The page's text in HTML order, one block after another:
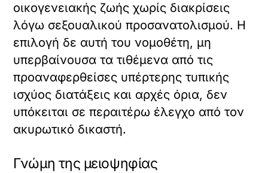
οικογενειακής ζωής χωρίς διακρίσεις
λόγω σεξουαλικού προσανατολισμού. Η
επιλογή δε αυτή του νομοθέτη, μη
υπερβαίνουσα τα τιθέμενα από τις
προαναφερθείσες υπέρτερης τυπικής
ισχύος διατάξεις και αρχές όρια, δεν
υπόκειται σε περαιτέρω έλεγχο από τον
ακυρωτικό δικαστή.
Γνώμη της μειοψηφίας